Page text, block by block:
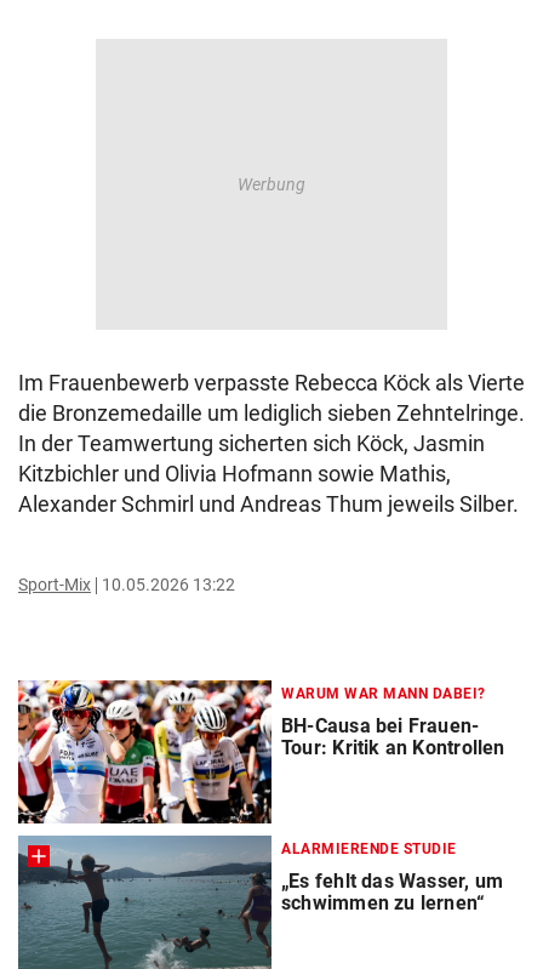
Im Frauenbewerb verpasste Rebecca Köck als Vierte
die Bronzemedaille um lediglich sieben Zehntelringe.
In der Teamwertung sicherten sich Köck, Jasmin
Kitzbichler und Olivia Hofmann sowie Mathis,
Alexander Schmirl und Andreas Thum jeweils Silber.
Sport-Mix 10.05.2026 13:22
WARUM WAR MANN DABEI?
BH-Causa bei Frauen-
Tour: Kritik an Kontrollen
ALARMIERENDE STUDIE
„Es fehlt das Wasser, um
schwimmen zu lernen“